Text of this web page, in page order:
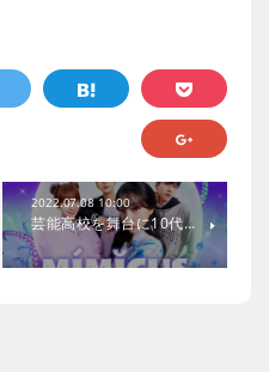
2022.07.08 10:00
芸能高校を舞台に10代…